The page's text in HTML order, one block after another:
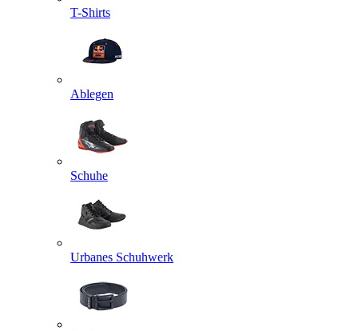
T-Shirts
Ablegen
Schuhe
Urbanes Schuhwerk